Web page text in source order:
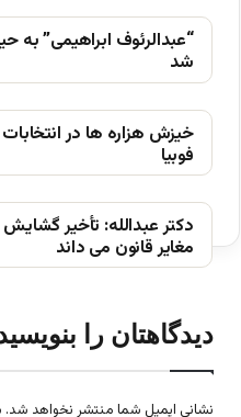
“عبدالرئوف ابراهیمی” به
شد
خیزش ھزاره ھا در انتخابات
فوبیا
دکتر عبدالله: تأخیر
مغایر قانون می داند
دیدگاهتان را
نشانی ایمیل شما منتشر نخواهد شد.